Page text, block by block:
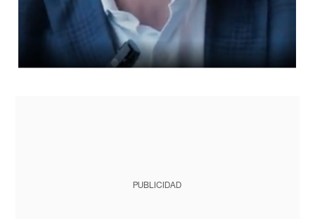
PUBLICIDAD